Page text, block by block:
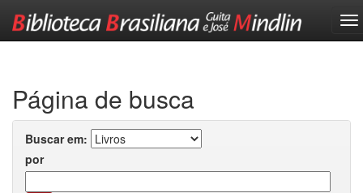
Página de busca
Buscar em:
por